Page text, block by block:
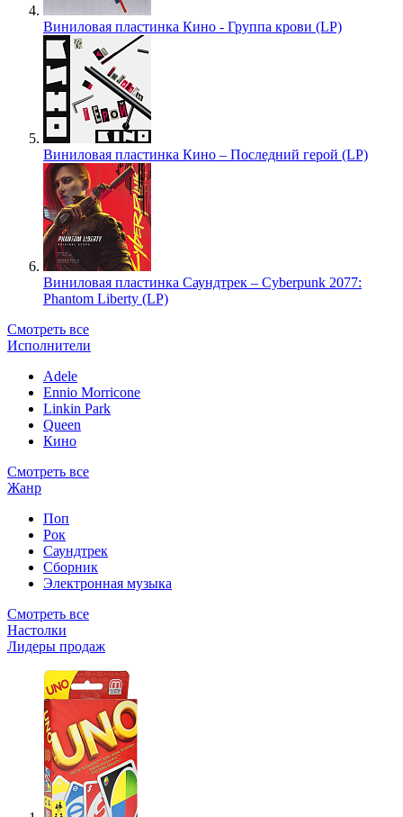
Виниловая пластинка Кино - Группа крови (LP)
Виниловая пластинка Кино – Последний герой (LP)
Виниловая пластинка Саундтрек – Cyberpunk 2077:
Phantom Liberty (LP)
Смотреть все
Исполнители
Adele
Ennio Morricone
Linkin Park
Queen
Кино
Смотреть все
Жанр
Поп
Рок
Саундтрек
Сборник
Электронная музыка
Смотреть все
Настолки
Лидеры продаж